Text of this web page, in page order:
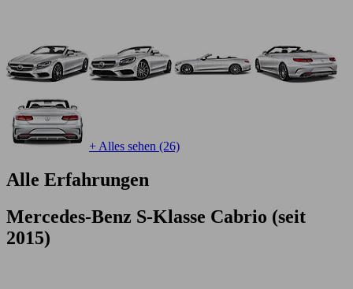
+ Alles sehen (26)
Alle Erfahrungen
Mercedes-Benz S-Klasse Cabrio (seit
2015)